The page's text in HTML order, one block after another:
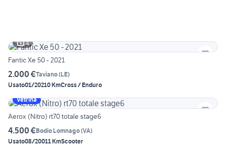
4
Fantic Xe 50 - 2021
2.000 €Taviano(LE)
Usato01/20210 KmCross / Enduro
Vetrina
Aerox (Nitro) rt70 totale stage6
4.500 €Bodio Lomnago(VA)
Usato08/20011 KmScooter